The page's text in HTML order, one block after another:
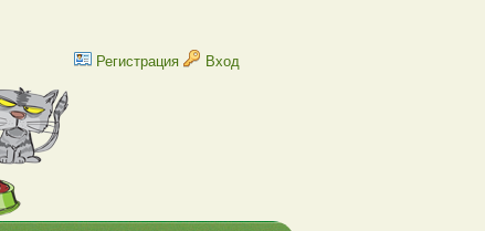
Регистрация Вход